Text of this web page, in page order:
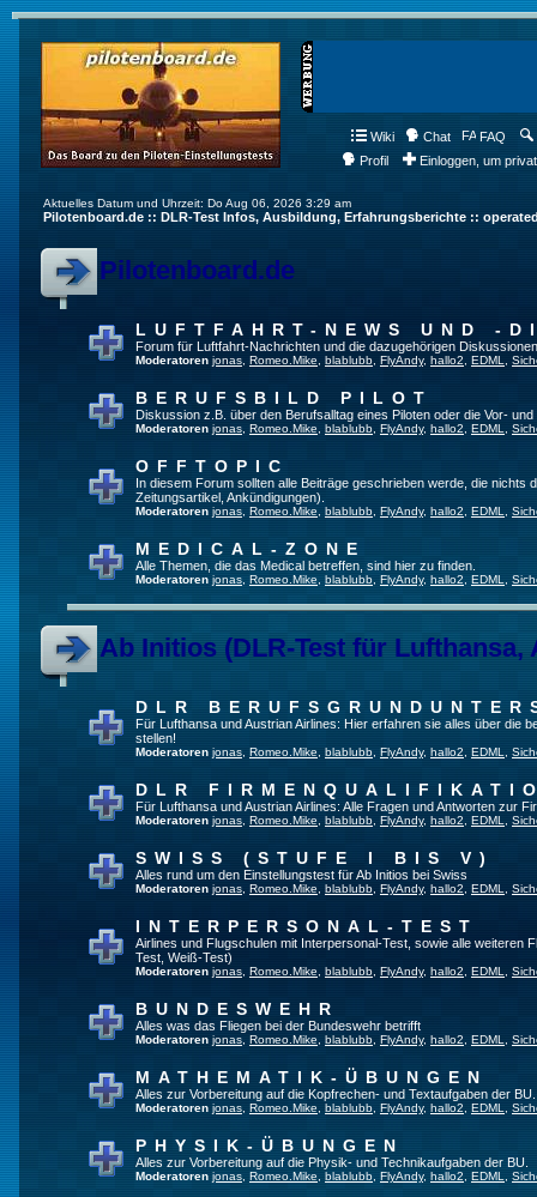
Wiki Chat FAQ
Profil
Einloggen, um
Aktuelles Datum und Uhrzeit: Do Aug 06, 2026 3:29 am
Pilotenboard.de :: DLR-Test Infos, Ausbildung, Erfahrungsberichte ::
Pilotenboard.de
LUFTFAHRT-NEWS UND -
Forum für Luftfahrt-Nachrichten und die dazugehörigen
Moderatoren jonas Romeo.Mike blablubb FlyAndy, hallo2 EDML
BERUFSBILD PILOT
Diskussion z.B. über den Berufsalltag eines Piloten oder die Vor-
Moderatoren jonas Romeo.Mike blablubb FlyAndy, hallo2 EDML
OFFTOPIC
In diesem Forum sollten alle Beiträge geschrieben werde, die
Zeitungsartikel, Ankündigungen).
Moderatoren jonas Romeo.Mike blablubb FlyAndy, hallo2 EDML
MEDICAL-ZONE
Alle Themen, die das Medical betreffen, sind hier zu finden.
Moderatoren jonas Romeo.Mike blablubb FlyAndy, hallo2 EDML
Ab Initios (DLR-Test für Lufthansa,
DLR
Für Lufthansa und Austrian Airlines: Hier erfahren sie alles über die
stellen!
Moderatoren jonas Romeo.Mike blablubb FlyAndy, hallo2 EDML
DLR
Für Lufthansa und Austrian Airlines: Alle Fragen und Antworten zur
Moderatoren jonas Romeo.Mike blablubb FlyAndy, hallo2 EDML
SWISS (STUFE I BIS V)
Alles rund um den Einstellungstest für Ab Initios bei Swiss
Moderatoren jonas Romeo.Mike blablubb FlyAndy, hallo2 EDML
INTERPERSONAL-TEST
Airlines und Flugschulen mit Interpersonal-Test, sowie alle weiteren
Test, Weiß-Test)
Moderatoren jonas Romeo.Mike blablubb FlyAndy, hallo2 EDML
BUNDESWEHR
Alles was das Fliegen bei der Bundeswehr betrifft
Moderatoren jonas Romeo.Mike blablubb FlyAndy, hallo2 EDML
MATHEMATIK-ÜBUNGEN
Alles zur Vorbereitung auf die Kopfrechen- und Textaufgaben der BU.
Moderatoren jonas Romeo.Mike blablubb FlyAndy, hallo2 EDML
PHYSIK-ÜBUNGEN
Alles zur Vorbereitung auf die Physik- und Technikaufgaben der BU.
Moderatoren jonas Romeo.Mike blablubb FlyAndy, hallo2 EDML